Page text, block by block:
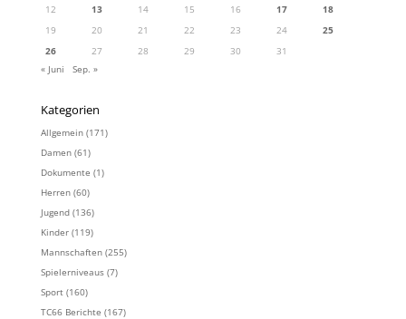
12
13 14 15 16 17
18
19
20 21 22 23 24
25
26
27 28 29 30
31
« Juni
Sep. »
Kategorien
Allgemein(171)
Damen(61)
Dokumente (1)
Herren(60)
Jugend(136)
Kinder(119)
Mannschaften(255)
Spielerniveaus(7)
Sport(160)
TC66 Berichte (167)